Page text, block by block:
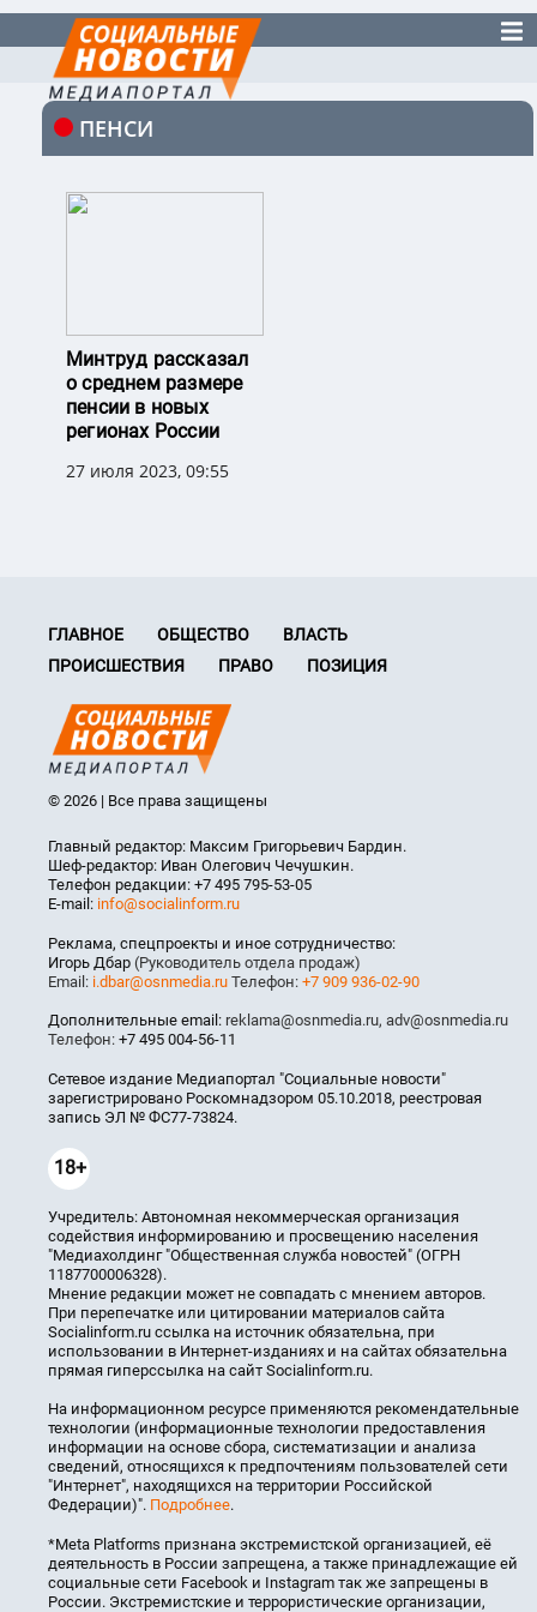
ПЕНСИ
Минтруд рассказал
о среднем размере
пенсии в новых
регионах России
27 июля 2023, 09:55
ГЛАВНОЕ ОБЩЕСТВО
ВЛАСТЬ
ПРОИСШЕСТВИЯ
ПРАВО ПОЗИЦИЯ
© 2026 | Все права защищены
Главный редактор: Максим Григорьевич Бардин.
Шеф-редактор: Иван Олегович Чечушкин.
Телефон редакции: +7 495 795-53-05
E-mail: info@socialinform.ru
Реклама, спецпроекты и иное сотрудничество:
Игорь Дбар (Руководитель отдела продаж)
Email: i.dbar@osnmedia.ru Телефон: +7 909 936-02-90
Дополнительные email: reklama@osnmedia.ru, adv@osnmedia.ru
Телефон: +7 495 004-56-11
Сетевое издание Медиапортал "Социальные новости"
зарегистрировано Роскомнадзором 05.10.2018, реестровая
запись ЭЛ № ФС77-73824.
18+
Учредитель: Автономная некоммерческая организация
содействия информированию и просвещению населения
"Медиахолдинг "Общественная служба новостей" (ОГРН
1187700006328).
Мнение редакции может не совпадать с мнением авторов.
При перепечатке или цитировании материалов сайта
Socialinform.ru ссылка на источник обязательна, при
использовании в Интернет-изданиях и на сайтах обязательна
прямая гиперссылка на сайт Socialinform.ru.
На информационном ресурсе применяются рекомендательные
технологии (информационные технологии предоставления
информации на основе сбора, систематизации и анализа
сведений, относящихся к предпочтениям пользователей сети
"Интернет", находящихся на территории Российской
Федерации)". Подробнее.
*Meta Platforms признана экстремистской организацией, её
деятельность в России запрещена, а также принадлежащие ей
социальные сети Facebook и Instagram так же запрещены в
России. Экстремистские и террористические организации,